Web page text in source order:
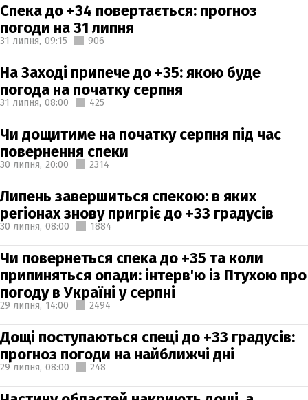
Спека до +34 повертається: прогноз
погоди на 31 липня
31 липня, 09:15 906
На Заході припече до +35: якою буде
погода на початку серпня
31 липня, 08:00 425
Чи дощитиме на початку серпня під час
повернення спеки
30 липня, 20:00 2314
Липень завершиться спекою: в яких
регіонах знову пригріє до +33 градусів
30 липня, 08:00 1884
Чи повернеться спека до +35 та коли
припиняться опади: інтерв'ю із Птухою про
погоду в Україні у серпні
29 липня, 14:00 2494
Дощі поступаються спеці до +33 градусів:
прогноз погоди на найближчі дні
29 липня, 08:00 248